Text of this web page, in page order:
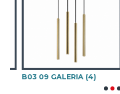
B03 09 GALERIA (4)